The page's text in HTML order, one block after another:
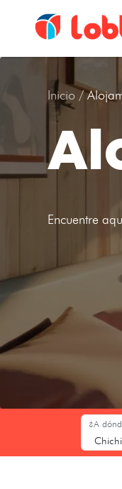
Inicio /
Encuentre
¿A